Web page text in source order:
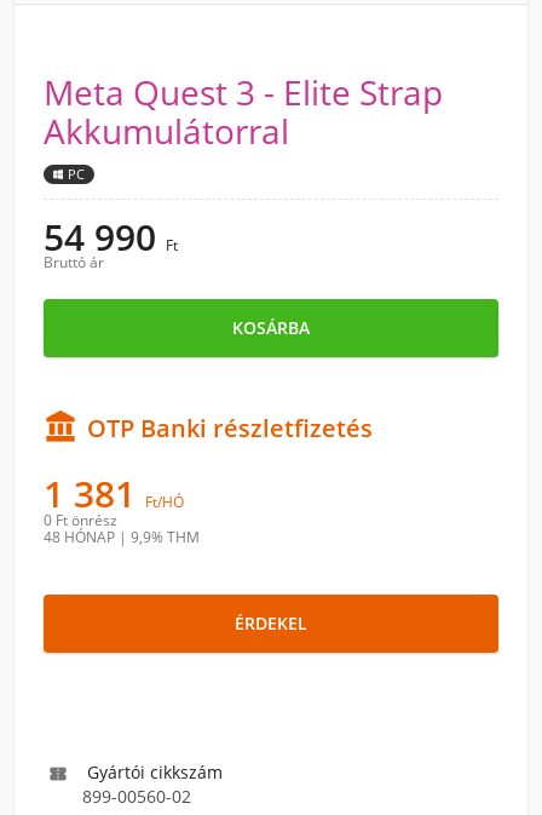
Meta Quest 3 - Elite Strap
Akkumulátorral
PC
54 990 Ft
Bruttó ár
KOSÁRBA
 OTP Banki részletfizetés
1 381
Ft/HÓ
0 Ftönrész
48 HÓNAP | 9,9% THM
ÉRDEKEL

Gyártói cikkszám
899-00560-02